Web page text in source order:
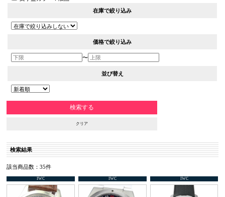
在庫で絞り込み
価格で絞り込み
〜
並び替え
クリア
検索結果
該当商品数：35件
IWC IWC IWC